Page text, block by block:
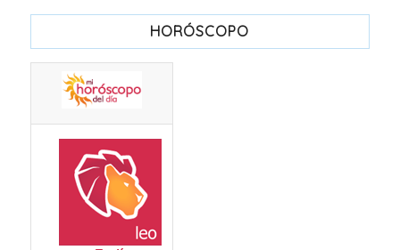
HORÓSCOPO